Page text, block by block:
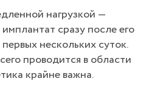
нагрузкой —
сразу после его
нескольких суток.
проводится в области
крайне важна.